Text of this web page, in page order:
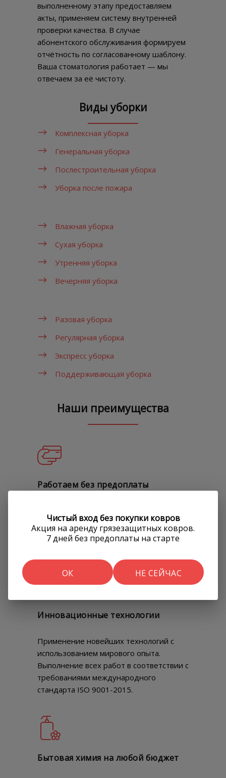
выполненному этапу предоставляем
акты, применяем систему внутренней
проверки качества. В случае
абонентского обслуживания формируем
отчётность по согласованному шаблону.
Ваша стоматология работает — мы
отвечаем за её чистоту.
Виды уборки
Комплексная уборка
Генеральная уборка
Послестроительная уборка
Уборка после пожара
Влажная уборка
Сухая уборка
Утренняя уборка
Вечерняя уборка
Разовая уборка
Регулярная уборка
Экспресс уборка
Поддерживающая уборка
Наши преимущества
Работаем без предоплаты
оказания услуг согласно акту
выполненных работ. Расчет
Инновационные технологии
Применение новейших технологий с
использованием мирового опыта.
Выполнение всех работ в соответствии с
требованиями международного
стандарта ISO 9001-2015.
Бытовая химия на любой бюджет
Чистый вход без покупки ковров
Акция на аренду грязезащитных ковров.
7 дней без предоплаты на старте
ОК НЕ СЕЙЧАС